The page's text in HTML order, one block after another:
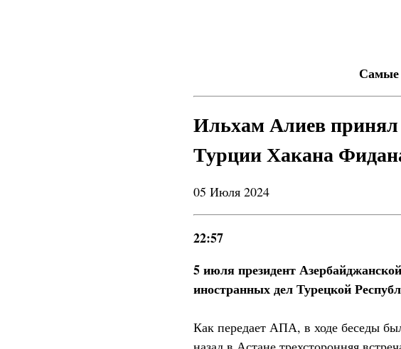
Самые
Ильхам Алиев
Турции Хакана
05 Июля 2024
22:57
5 июля президент
иностранных дел Турецкой
Как передает АПА, в ходе беседы